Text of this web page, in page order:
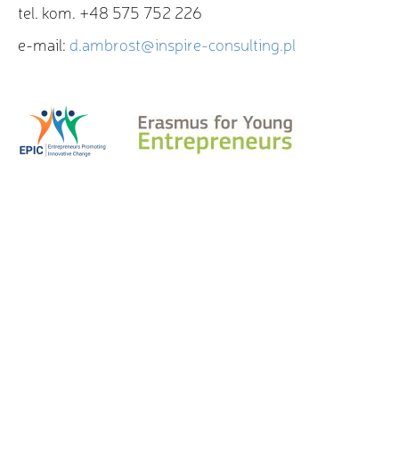
tel. kom. +48 575 752 226
e-mail: d.ambrost@inspire-consulting.pl